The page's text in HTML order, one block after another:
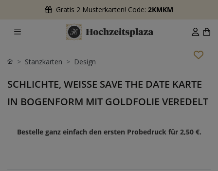
Gratis 2 Musterkarten! Code: 2KMKM
Stanzkarten Design
SCHLICHTE, WEISSE SAVE THE DATE KARTE I
N BOGENFORM MIT GOLDFOLIE VEREDELT
Bestelle ganz einfach den ersten Probedruck für 2,50 €.